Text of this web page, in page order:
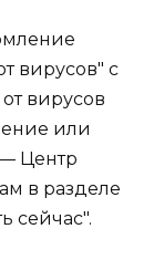
вирусов" с
вирусов
или
Центр
в разделе
сейчас".